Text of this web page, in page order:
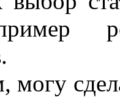
могу